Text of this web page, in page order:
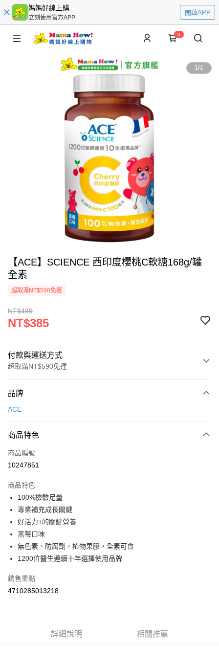
媽媽好線上購
立刻使用官方APP
開啟APP
0
1/1
【ACE】SCIENCE 西印度櫻桃C軟糖168g/罐
全素
超取滿NT$590免運
NT$499
NT$385
付款與運送方式
超取滿NT$590免運
信用卡一次付款
LINE Pay
Apple Pay
悠遊付
Google Pay
AFTEE先享後付
相關說明
【關於「AFTEE先享後付」】
AFTEE先享後付是「在收到商品之後才付款」的支付方式。 讓您購物簡單
１．簡單：不需註冊會員、不需綁卡、不需儲值。
２．便利：只要手機號碼，簡訊認證，即可結帳。
３．安心：先確認商品／服務後，再付款。
２．訂單成立數日內，您將收到繳費通知簡訊。
ATM付款
運送方式
品牌
ACE
商品特色
商品編號
10247851
商品特色
100%檢驗足量
專業補充成長關鍵
好活力+的關鍵營養
黑莓口味
無色素、防腐劑，植物果膠，全素可食
1200位醫生連續十年選擇使用品牌
銷售重點
4710285013218
詳細說明 相關推薦